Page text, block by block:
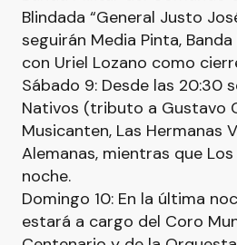
Blindada “General Justo
seguirán Media Pinta, Banda
con Uriel Lozano como
Sábado 9: Desde las 20:30
Nativos (tributo a Gustavo
Musicanten, Las Hermanas
Alemanas, mientras que
noche.
Domingo 10: En la última
estará a cargo del Coro